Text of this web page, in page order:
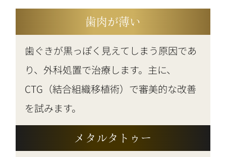
歯肉が薄い
歯ぐきが黒っぽく見えてしまう原因であ
り、外科処置で治療します。主に、
CTG（結合組織移植術）で審美的な改善
を試みます。
メタルタトゥー